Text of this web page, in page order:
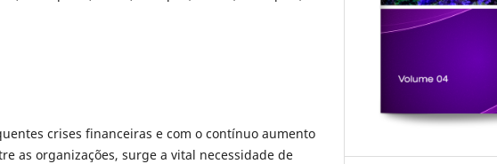
crises financeiras e com o contínuo aumento
as organizações, surge a vital necessidade de